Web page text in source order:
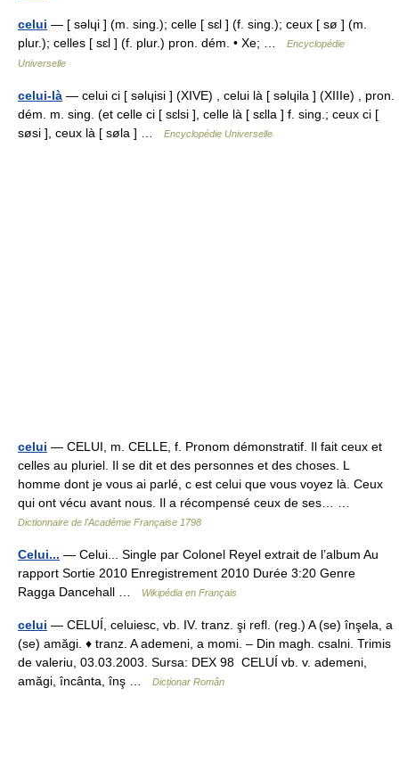
celui — [ səlɥi ] (m. sing.); celle [ sɛl ] (f. sing.); ceux [ sø ] (m.
plur.); celles [ sɛl ] (f. plur.) pron. dém. • Xe; …
Encyclopédie
Universelle
celui-là — celui ci [ səlɥisi ] (XIVE) , celui là [ səlɥila ] (XIIIe) , pron.
dém. m. sing. (et celle ci [ sɛlsi ], celle là [ sɛlla ] f. sing.; ceux ci [
søsi ], ceux là [ søla ] …
Encyclopédie Universelle
celui — CELUI, m. CELLE, f. Pronom démonstratif. Il fait ceux et
celles au pluriel. Il se dit et des personnes et des choses. L
homme dont je vous ai parlé, c est celui que vous voyez là. Ceux
qui ont vécu avant nous. Il a récompensé ceux de ses… …
Dictionnaire de l'Académie Française 1798
Celui... — Celui... Single par Colonel Reyel extrait de l’album Au
rapport Sortie 2010 Enregistrement 2010 Durée 3:20 Genre
Ragga Dancehall …
Wikipédia en Français
celui — CELUÍ, celuiesc, vb. IV. tranz. şi refl. (reg.) A (se) înşela, a
(se) amăgi. ♦ tranz. A ademeni, a momi. – Din magh. csalni. Trimis
de valeriu, 03.03.2003. Sursa: DEX 98 CELUÍ vb. v. ademeni,
amăgi, încânta, înş …
Dicționar Român